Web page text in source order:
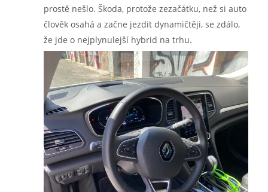
prostě nešlo. Škoda, protože zezačátku, než si auto
člověk osahá a začne jezdit dynamičtěji, se zdálo,
že jde o nejplynulejší hybrid na trhu.